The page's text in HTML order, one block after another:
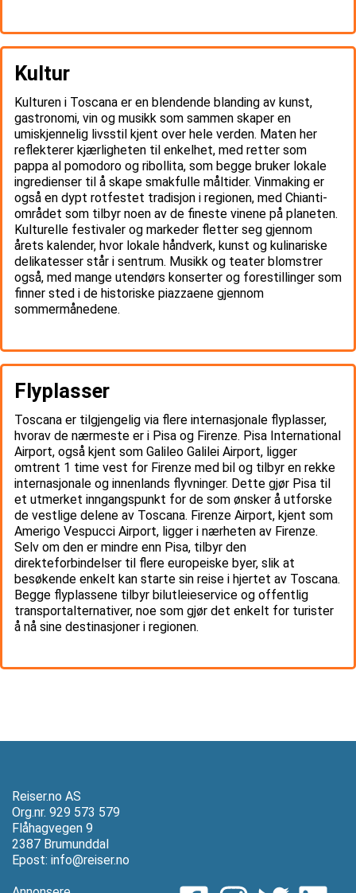
Kultur
Kulturen i Toscana er en blendende blanding av kunst,
gastronomi, vin og musikk som sammen skaper en
umiskjennelig livsstil kjent over hele verden. Maten her
reflekterer kjærligheten til enkelhet, med retter som
pappa al pomodoro og ribollita, som begge bruker lokale
ingredienser til å skape smakfulle måltider. Vinmaking er
også en dypt rotfestet tradisjon i regionen, med Chianti-
området som tilbyr noen av de fineste vinene på planeten.
Kulturelle festivaler og markeder fletter seg gjennom
årets kalender, hvor lokale håndverk, kunst og kulinariske
delikatesser står i sentrum. Musikk og teater blomstrer
også, med mange utendørs konserter og forestillinger som
finner sted i de historiske piazzaene gjennom
sommermånedene.
Flyplasser
Toscana er tilgjengelig via flere internasjonale flyplasser,
hvorav de nærmeste er i Pisa og Firenze. Pisa International
Airport, også kjent som Galileo Galilei Airport, ligger
omtrent 1 time vest for Firenze med bil og tilbyr en rekke
internasjonale og innenlands flyvninger. Dette gjør Pisa til
et utmerket inngangspunkt for de som ønsker å utforske
de vestlige delene av Toscana. Firenze Airport, kjent som
Amerigo Vespucci Airport, ligger i nærheten av Firenze.
Selv om den er mindre enn Pisa, tilbyr den
direkteforbindelser til flere europeiske byer, slik at
besøkende enkelt kan starte sin reise i hjertet av Toscana.
Begge flyplassene tilbyr bilutleieservice og offentlig
transportalternativer, noe som gjør det enkelt for turister
å nå sine destinasjoner i regionen.
Reiser.no AS
Org.nr. 929 573 579
Flåhagvegen 9
2387 Brumunddal
Epost: info@reiser.no